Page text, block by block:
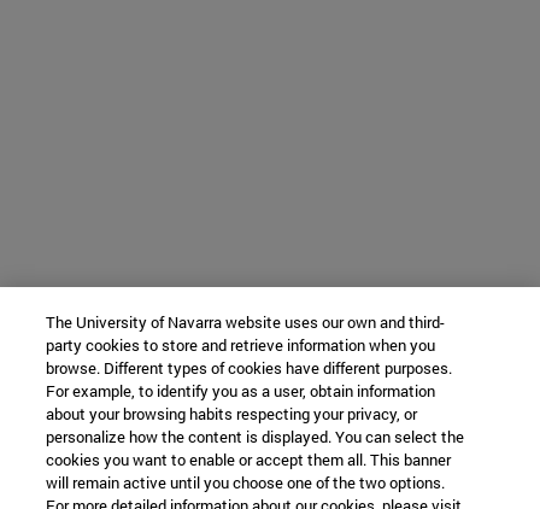
The University of Navarra website uses our own and third-
party cookies to store and retrieve information when you
browse. Different types of cookies have different purposes.
For example, to identify you as a user, obtain information
about your browsing habits respecting your privacy, or
personalize how the content is displayed. You can select the
cookies you want to enable or accept them all. This banner
will remain active until you choose one of the two options.